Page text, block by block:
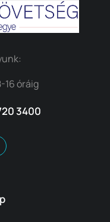
16 óráig
3400